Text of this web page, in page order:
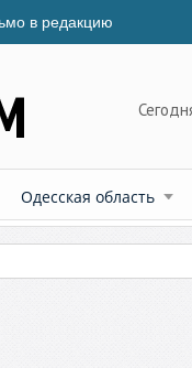
в редакцию
Одесская область